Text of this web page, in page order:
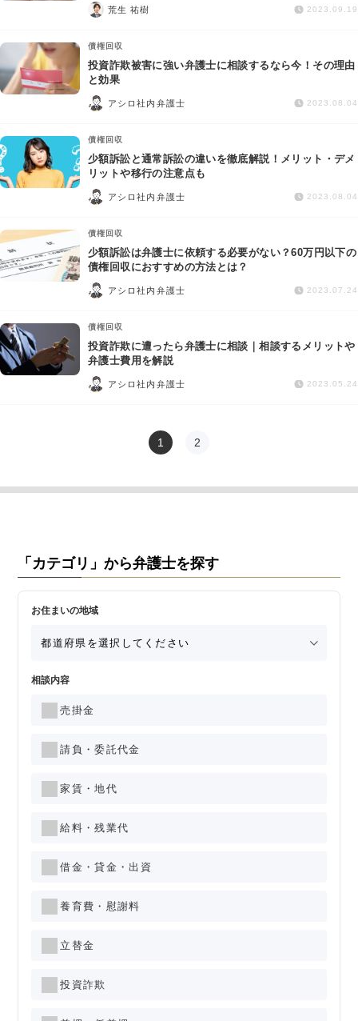
荒生 祐樹 2023.09.19
債権回収
投資詐欺被害に強い弁護士に相談するなら今！その理由
と効果
アシロ社内弁護士 2023.08.04
債権回収
少額訴訟と通常訴訟の違いを徹底解説！メリット・デメ
リットや移行の注意点も
アシロ社内弁護士 2023.08.04
債権回収
少額訴訟は弁護士に依頼する必要がない？60万円以下の
債権回収におすすめの方法とは？
アシロ社内弁護士 2023.07.24
債権回収
投資詐欺に遭ったら弁護士に相談｜相談するメリットや
弁護士費用を解説
アシロ社内弁護士 2023.05.24
1 2
「カテゴリ」から弁護士を探す
お住まいの地域
相談内容
売掛金
請負・委託代金
家賃・地代
給料・残業代
借金・貸金・出資
養育費・慰謝料
立替金
投資詐欺